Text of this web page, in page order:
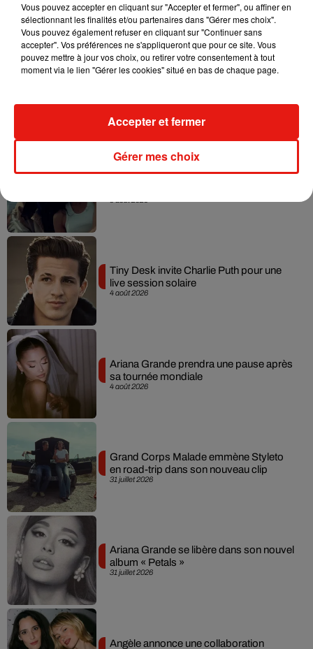
"Regardez au fond de vous, éduquez-vous et éduquez les
autres. Ecoutez, lisez, partagez, donnez et votez. Trop c’est
trop.Black Lives Matter", a ensuite clamé Harry Styles.
Bravo !
Benny Blanco invite Selena Gomez et
4 août 2026
Tiny Desk invite Charlie Puth pour une
live session solaire
4 août 2026
Ariana Grande prendra une pause après
sa tournée mondiale
31 juillet 2026
Grand Corps Malade emmène Styleto
en road-trip dans son nouveau clip
31 juillet 2026
Ariana Grande se libère dans son nouvel
album « Petals »
Angèle annonce une collaboration
Vous pouvez accepter en cliquant sur "Accepter et fermer", ou affiner en
sélectionnant les finalités et/ou partenaires dans "Gérer mes choix".
Vous pouvez également refuser en cliquant sur "Continuer sans
accepter". Vos préférences ne s'appliqueront que pour ce site. Vous
pouvez mettre à jour vos choix, ou retirer votre consentement à tout
moment via le lien "Gérer les cookies" situé en bas de chaque page.
Gérer mes choix
Accepter et fermer